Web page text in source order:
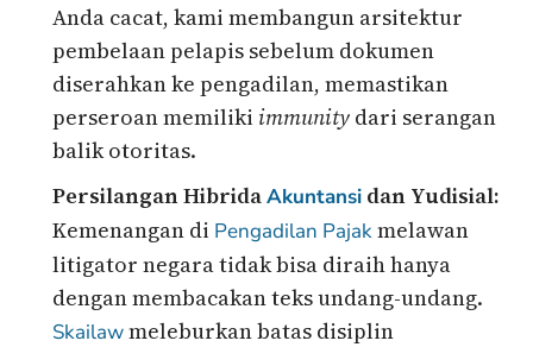
Anda cacat, kami membangun arsitektur
pembelaan pelapis sebelum dokumen
diserahkan ke pengadilan, memastikan
perseroan memiliki immunity dari serangan
balik otoritas.
Persilangan HibridaAkuntansi dan Yudisial:
Kemenangan di Pengadilan Pajakmelawan
litigator negara tidak bisa diraih hanya
dengan membacakan teks undang-undang.
Skailawmeleburkan batas disiplin